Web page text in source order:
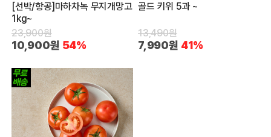
[선박/항공]마하차녹 무지개망고
1kg~
23,900원
10,900원 54%
골드 키위 5과 ~
13,490원
7,990원 41%